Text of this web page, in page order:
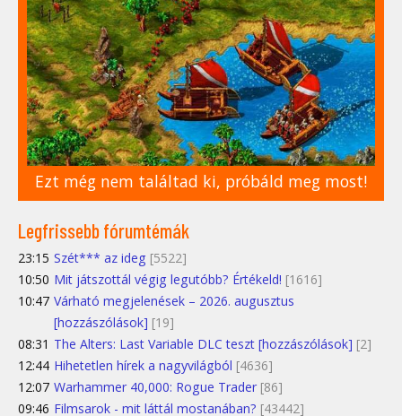
Ezt még nem találtad ki, próbáld meg most!
Legfrissebb fórumtémák
23:15 Szét*** az ideg [5522]
10:50 Mit játszottál végig legutóbb? Értékeld! [1616]
10:47 Várható megjelenések – 2026. augusztus
[hozzászólások] [19]
08:31 The Alters: Last Variable DLC teszt [hozzászólások] [2]
12:44 Hihetetlen hírek a nagyvilágból [4636]
12:07 Warhammer 40,000: Rogue Trader [86]
09:46 Filmsarok - mit láttál mostanában? [43442]